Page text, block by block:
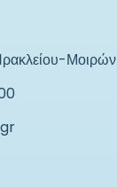
Μοιρών